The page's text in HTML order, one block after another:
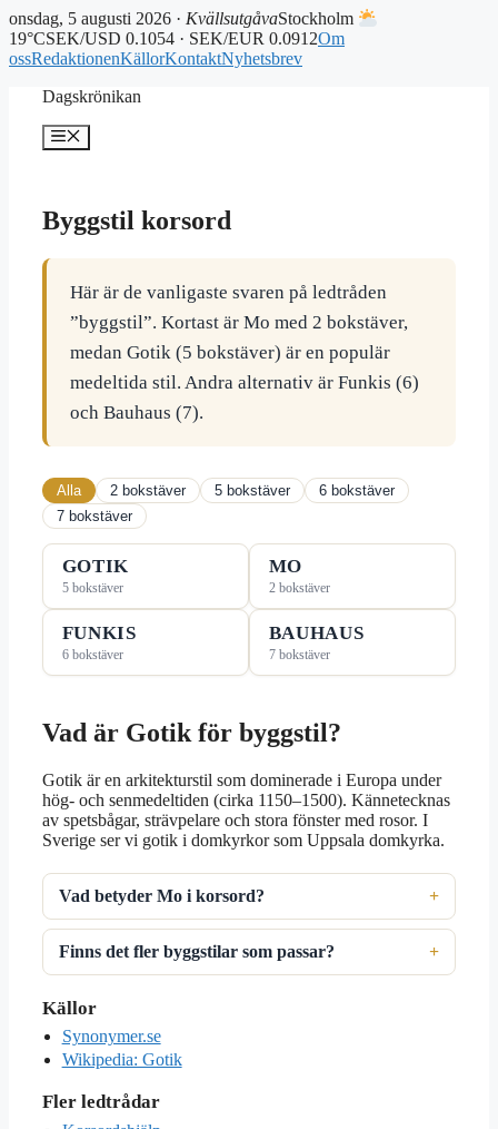
onsdag, 5 augusti 2026 · KvällsutgåvaStockholm
19°CSEK/USD 0.1054 · SEK/EUR 0.0912Om
ossRedaktionenKällorKontaktNyhetsbrev
Dagskrönikan
Meny
Byggstil korsord
Här är de vanligaste svaren på ledtråden
”byggstil”. Kortast är Mo med 2 bokstäver,
medan Gotik (5 bokstäver) är en populär
medeltida stil. Andra alternativ är Funkis (6)
och Bauhaus (7).
Alla 2 bokstäver 5 bokstäver
6 bokstäver
7 bokstäver
GOTIK
5 bokstäver
MO
2 bokstäver
FUNKIS
6 bokstäver
BAUHAUS
7 bokstäver
Vad är Gotik för byggstil?
Gotik är en arkitekturstil som dominerade i Europa under
hög- och senmedeltiden (cirka 1150–1500). Kännetecknas
av spetsbågar, strävpelare och stora fönster med rosor. I
Sverige ser vi gotik i domkyrkor som Uppsala domkyrka.
Vad betyder Mo i korsord?
Finns det fler byggstilar som passar?
Källor
Synonymer.se
Wikipedia: Gotik
Fler ledtrådar